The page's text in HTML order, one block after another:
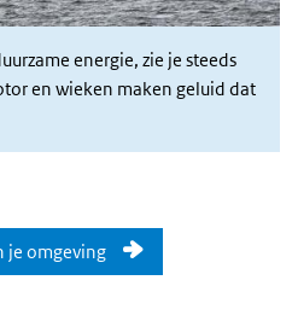
energie, zie je steeds
en wieken maken geluid dat
je omgeving